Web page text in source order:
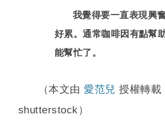
我覺得要一直表現興
好累。通常咖啡因有點幫
能幫忙了。
（本文由愛范兒 授權轉載
shutterstock）